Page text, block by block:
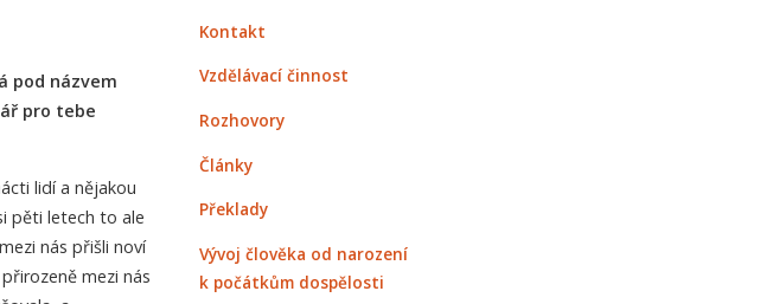
pod názvem
pro tebe
lidí a nějakou
pěti letech to ale
nás přišli noví
mezi nás
Kontakt
Vzdělávací činnost
Rozhovory
Články
Překlady
Vývoj člověka od narození
k počátkům dospělosti